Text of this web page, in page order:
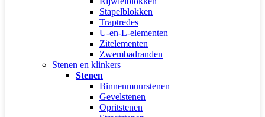
Stapelblokken
Traptredes
U-en-L-elementen
Zitelementen
Zwembadranden
Stenen en klinkers
Stenen
Binnenmuurstenen
Gevelstenen
Opritstenen